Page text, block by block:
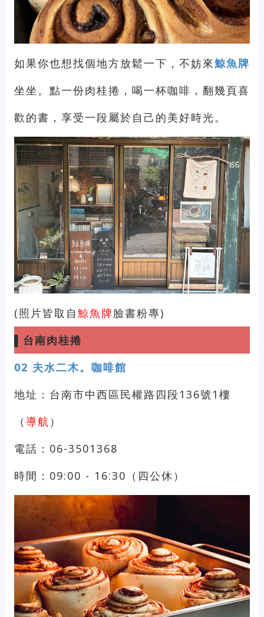
如果你也想找個地方放鬆一下，不妨來鯨魚牌
坐坐。點一份肉桂捲，喝一杯咖啡，翻幾頁喜
歡的書，享受一段屬於自己的美好時光。
(照片皆取自 鯨魚牌臉書粉專)
台南肉桂捲
02 夫水二木。咖啡館
地址：台南市中西區民權路四段136號1樓
（ 導航 ）
電話：06-3501368
時間：09:00 - 16:30（四公休）